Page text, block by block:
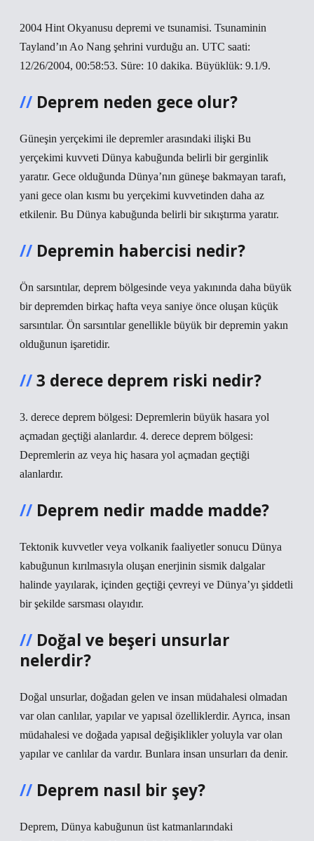
2004 Hint Okyanusu depremi ve tsunamisi. Tsunaminin
Tayland’ın Ao Nang şehrini vurduğu an. UTC saati:
12/26/2004, 00:58:53. Süre: 10 dakika. Büyüklük: 9.1/9.
Deprem neden gece olur?
Güneşin yerçekimi ile depremler arasındaki ilişki Bu
yerçekimi kuvveti Dünya kabuğunda belirli bir gerginlik
yaratır. Gece olduğunda Dünya’nın güneşe bakmayan tarafı,
yani gece olan kısmı bu yerçekimi kuvvetinden daha az
etkilenir. Bu Dünya kabuğunda belirli bir sıkıştırma yaratır.
Depremin habercisi nedir?
Ön sarsıntılar, deprem bölgesinde veya yakınında daha büyük
bir depremden birkaç hafta veya saniye önce oluşan küçük
sarsıntılar. Ön sarsıntılar genellikle büyük bir depremin yakın
olduğunun işaretidir.
3 derece deprem riski nedir?
3. derece deprem bölgesi: Depremlerin büyük hasara yol
açmadan geçtiği alanlardır. 4. derece deprem bölgesi:
Depremlerin az veya hiç hasara yol açmadan geçtiği
alanlardır.
Deprem nedir madde madde?
Tektonik kuvvetler veya volkanik faaliyetler sonucu Dünya
kabuğunun kırılmasıyla oluşan enerjinin sismik dalgalar
halinde yayılarak, içinden geçtiği çevreyi ve Dünya’yı şiddetli
bir şekilde sarsması olayıdır.
Doğal ve beşeri unsurlar
nelerdir?
Doğal unsurlar, doğadan gelen ve insan müdahalesi olmadan
var olan canlılar, yapılar ve yapısal özelliklerdir. Ayrıca, insan
müdahalesi ve doğada yapısal değişiklikler yoluyla var olan
yapılar ve canlılar da vardır. Bunlara insan unsurları da denir.
Deprem nasıl bir şey?
Deprem, Dünya kabuğunun üst katmanlarındaki